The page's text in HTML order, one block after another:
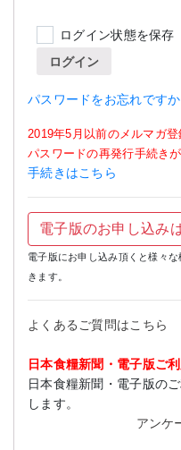
ログイン状態を保存
ログイン
パスワードをお忘れです
2019年5月以前のメルマガ
パスワードの再発行手続きが
手続きはこちら
電子版のお申し込み
電子版にお申し込み頂くと様々
きます。
よくあるご質問はこちら
日本食糧新聞・電子版ご
日本食糧新聞・電子版の
します。
アンケ